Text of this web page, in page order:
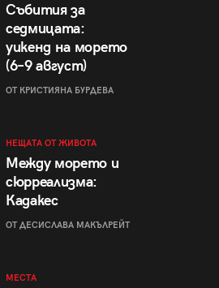
Събития за
седмицата:
уикенд на морето
(6–9 август)
ОТ КРИСТИЯНА БУРДЕВА
НЕЩАТА ОТ ЖИВОТА
Между морето и
сюрреализма:
Кадакес
ОТ ДЕСИСЛАВА МАКЪЛРЕЙТ
МЕСТА